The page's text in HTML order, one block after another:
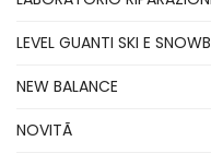
LEVEL GUANTI SKI E
NEW BALANCE
NOVITÃ